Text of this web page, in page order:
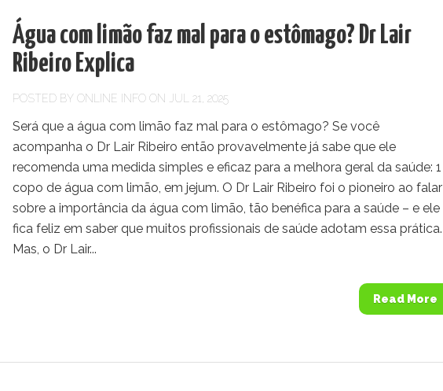
Água com limão faz mal para o estômago? Dr Lair
Ribeiro Explica
POSTED BY ONLINE INFO ON JUL 21, 2025
Será que a água com limão faz mal para o estômago? Se você
acompanha o Dr Lair Ribeiro então provavelmente já sabe que ele
recomenda uma medida simples e eficaz para a melhora geral da saúde: 1
copo de água com limão, em jejum. O Dr Lair Ribeiro foi o pioneiro ao falar
sobre a importância da água com limão, tão benéfica para a saúde – e ele
fica feliz em saber que muitos profissionais de saúde adotam essa prática.
Mas, o Dr Lair...
Read More